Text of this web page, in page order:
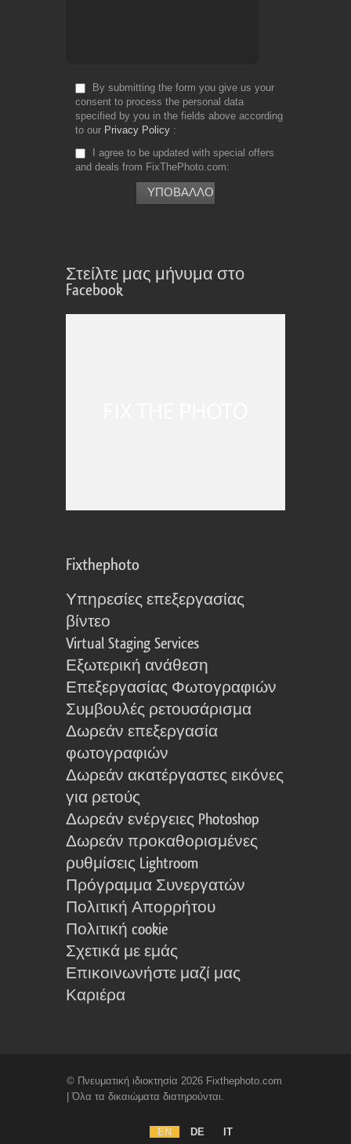
By submitting the form you give us your
consent to process the personal data
specified by you in the fields above according
to our Privacy Policy
I agree to be updated with special offers
and deals from FixThePhoto.com
Στείλτε μας μήνυμα στο
Facebook
Fixthephoto
Υπηρεσίες επεξεργασίας
βίντεο
Virtual Staging Services
Εξωτερική ανάθεση
Επεξεργασίας Φωτογραφιών
Συμβουλές ρετουσάρισμα
Δωρεάν επεξεργασία
φωτογραφιών
Δωρεάν ακατέργαστες εικόνες
για ρετούς
Δωρεάν ενέργειες Photoshop
Δωρεάν προκαθορισμένες
ρυθμίσεις Lightroom
Πρόγραμμα Συνεργατών
Πολιτική Απορρήτου
Πολιτική cookie
Σχετικά με εμάς
Επικοινωνήστε μαζί μας
Καριέρα
© Πνευματική ιδιοκτησία 2026 Fixthephoto.com
| Όλα τα δικαιώματα διατηρούνται.
EN DE IT